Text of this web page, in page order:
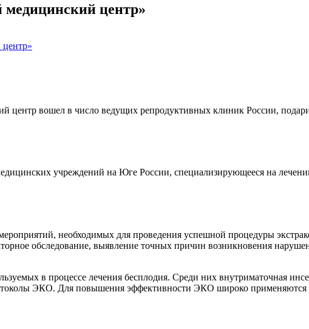
центр»
центр вошел в число ведущих репродуктивных клиник России,
учреждений на Юге России, специализирующееся на
необходимых для проведения успешной процедуры
обследование, выявление точных причин возникновения
в процессе лечения бесплодия. Среди них внутриматочная
ЭКО. Для повышения эффективности ЭКО широко